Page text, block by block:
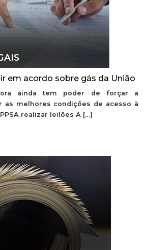
em acordo sobre gás da União
ainda tem poder de forçar a
as melhores condições de acesso à
realizar leilões A […]